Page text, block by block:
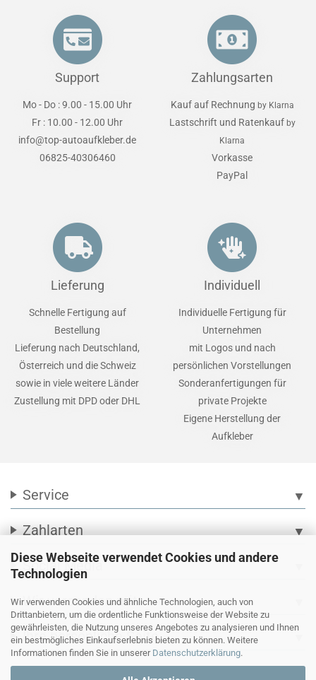
Diese Webseite verwendet Cookies und andere
Technologien
Wir verwenden Cookies und ähnliche Technologien, auch von
Drittanbietern, um die ordentliche Funktionsweise der Website zu
gewährleisten, die Nutzung unseres Angebotes zu analysieren und Ihnen
ein bestmögliches Einkaufserlebnis bieten zu können. Weitere
Informationen finden Sie in unserer Datenschutzerklärung.
Support
Mo - Do : 9.00 - 15.00 Uhr
Fr : 10.00 - 12.00 Uhr
info@top-autoaufkleber.de
06825-40306460
Zahlungsarten
Kauf auf Rechnung by Klarna
Lastschrift und Ratenkauf by
Klarna
Vorkasse
PayPal
Lieferung
Schnelle Fertigung auf
Bestellung
Lieferung nach Deutschland,
Österreich und die Schweiz
sowie in viele weitere Länder
Zustellung mit DPD oder DHL
Individuell
Individuelle Fertigung für
Unternehmen
mit Logos und nach
persönlichen Vorstellungen
Sonderanfertigungen für
private Projekte
Eigene Herstellung der
Aufkleber
Service ▼
Zahlarten ▼
Social Media
Wir versenden mit
Ihre persönliche Seite